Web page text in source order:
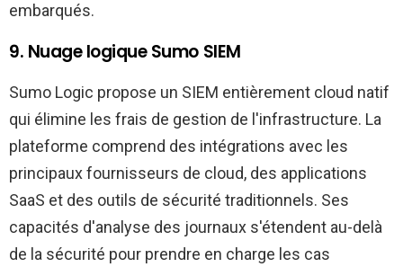
embarqués.
9. Nuage logique Sumo SIEM
Sumo Logic propose un SIEM entièrement cloud natif
qui élimine les frais de gestion de l'infrastructure. La
plateforme comprend des intégrations avec les
principaux fournisseurs de cloud, des applications
SaaS et des outils de sécurité traditionnels. Ses
capacités d'analyse des journaux s'étendent au-delà
de la sécurité pour prendre en charge les cas